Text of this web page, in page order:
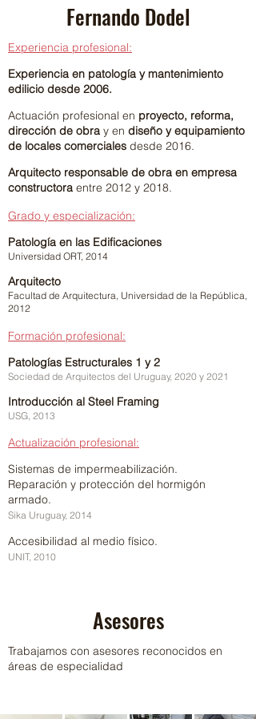
Fernando Dodel
Experiencia profesional:
Experiencia en patología y mantenimiento
edilicio desde 2006.
Actuación profesional en proyecto, reforma,
dirección de obra y en diseño y equipamiento
de locales comerciales desde 2016.
Arquitecto responsable de obra en empresa
constructora entre 2012 y 2018.
Grado y especialización:
Patología en las Edificaciones
Universidad ORT, 2014
Arquitecto
Facultad de Arquitectura, Universidad de la República,
2012
Formación profesional:
Patologías Estructurales 1 y 2
Sociedad de Arquitectos del Uruguay, 2020 y 2021
Introducción al Steel Framing
USG, 2013
Actualización profesional:
Sistemas de impermeabilización.
Reparación y protección del hormigón
armado.
Sika Uruguay, 2014
Accesibilidad al medio físico.
UNIT, 2010
Asesores
Trabajamos con asesores reconocidos en
áreas de especialidad